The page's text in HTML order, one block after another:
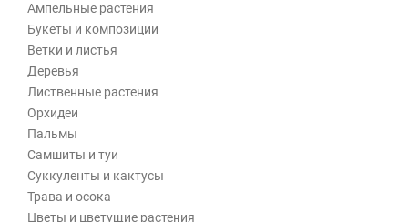
Ампельные растения
Букеты и композиции
Ветки и листья
Деревья
Лиственные растения
Орхидеи
Пальмы
Самшиты и туи
Суккуленты и кактусы
Трава и осока
Цветы и цветущие растения